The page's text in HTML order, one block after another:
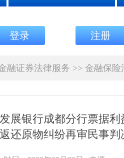
登录 注册
融证券法律服务 >> 金融保险
展银行成都分行票据
还原物纠纷再审民事判